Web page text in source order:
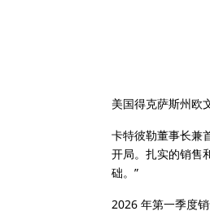
美国得克萨斯州欧
卡特彼勒董事长兼
开局。扎实的销售
础。”
2026 年第一季度